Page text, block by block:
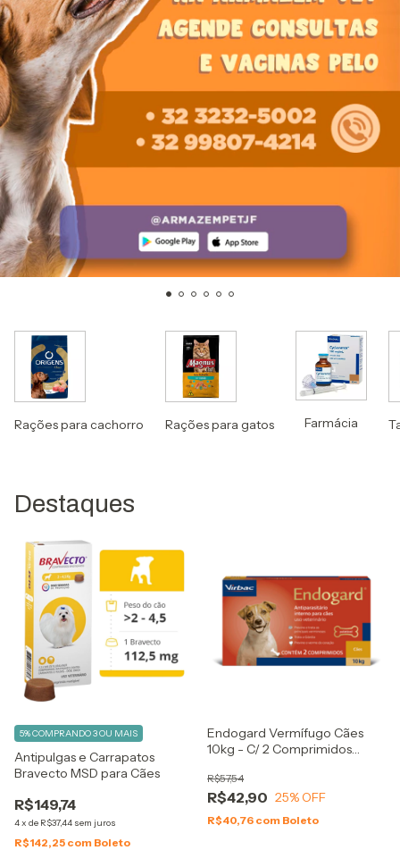
Rações para cachorro Rações para gatos Farmácia
Destaques
Antipulgas e Carrapatos
Bravecto MSD para Cães
R$149,74
4x de R$37,44 sem juros
5%COMPRANDO 3 OU MAIS
R$142,25 com Boleto
Endogard Vermífugo Cães
10kg - C/ 2 Comprimidos
R$42,90
R$57,54
25% OFF
R$40,76 com Boleto